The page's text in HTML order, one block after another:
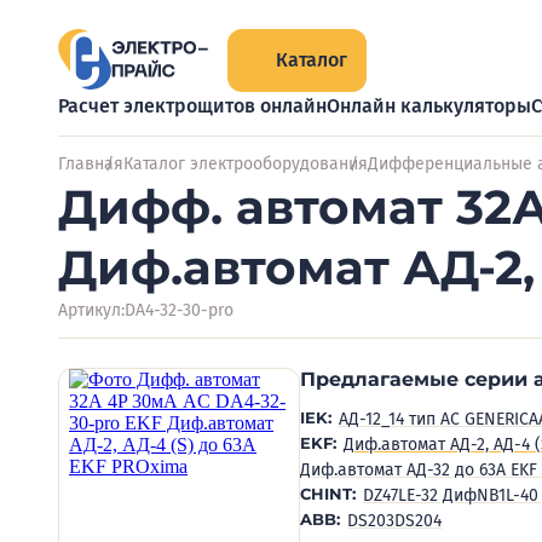
Каталог
Расчет электрощитов онлайнОнлайн калькуляторы
ГлавнаяКаталог электрооборудованияДифференциальные
Дифф. автомат
Диф.автомат АД-2,
Артикул:DA4-32-30-pro
Предлагаемые серии
IEK: АД-12_14 тип AC GENERICA
EKF: Диф.автомат АД-2, АД-4
Диф.автомат АД-32 до 63А EKF
CHINT: DZ47LE-32 ДифNB1L-
ABB: DS203DS204